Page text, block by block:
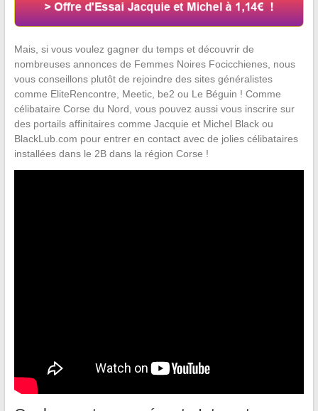
Mais, si vous voulez gagner du temps et découvrir de
nombreuses annonces de Femmes Noires Focicchienes, nous
vous conseillons plutôt de rejoindre des sites généralistes
comme EliteRencontre, Meetic, be2 ou Le Béguin ! Comme
célibataire Corse du Nord, vous pouvez aussi vous inscrire sur
des portails affinitaires comme Jacquie et Michel Black ou
BlackLub.com pour entrer en contact avec de jolies célibataires
installées dans le 2B dans la région Corse !